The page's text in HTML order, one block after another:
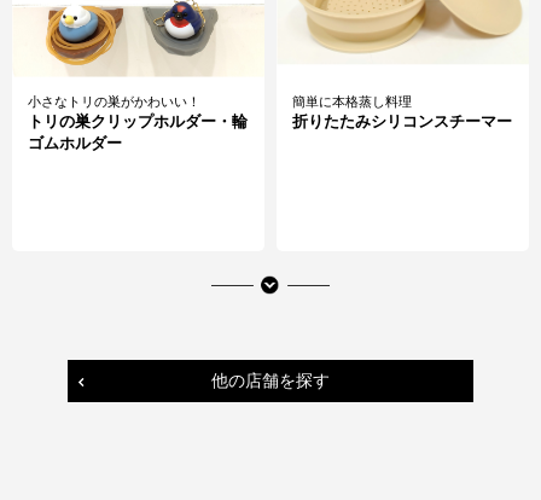
小さなトリの巣がかわいい！
トリの巣クリップホルダー・輪
ゴムホルダー
簡単に本格蒸し料理
折りたたみシリコンスチーマー
他の店舗を探す